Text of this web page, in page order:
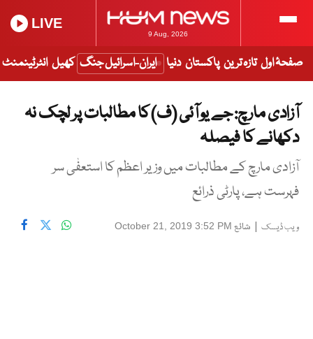
9 Aug, 2026
LIVE
صفحۂ اول تازہ ترین پاکستان دنیا ایران-اسرائیل جنگ کھیل انٹرٹینمنٹ
آزادی مارچ: جے یو آئی (ف) کا مطالبات پر لچک نہ
دکھانے کا فیصلہ
آزادی مارچ کے مطالبات میں وزیر اعظم کا استعفٰی سر
فہرست ہے، پارٹی ذرائع
ویب ڈیسک | شائع October 21, 2019 3:52 PM